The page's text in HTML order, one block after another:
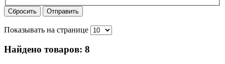
Сбросить Отправить
Показывать на странице
Найдено товаров: 8